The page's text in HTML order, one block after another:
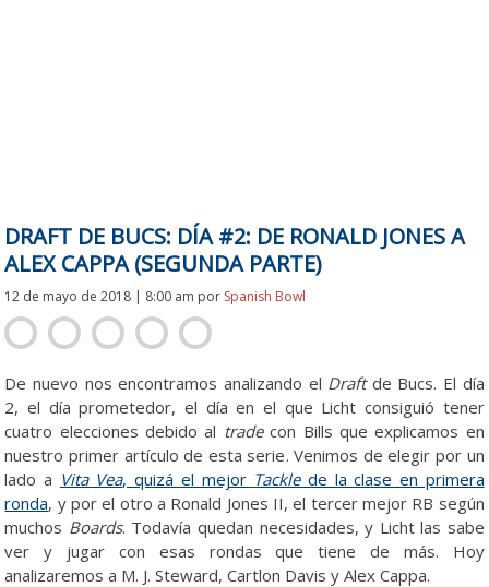
DRAFT DE BUCS: DÍA #2: DE RONALD JONES A
ALEX CAPPA (SEGUNDA PARTE)
12 de mayo de 2018 | 8:00 am por Spanish Bowl
De nuevo nos encontramos analizando el Draftde Bucs. El día
2, el día prometedor, el día en el que Licht consiguió tener
cuatro elecciones debido al tradecon Bills que explicamos en
nuestro primer artículo de esta serie. Venimos de elegir por un
lado a Vita Vea, quizá el mejor Tacklede la clase en primera
ronda, y por el otro a Ronald Jones II, el tercer mejor RB según
muchos Boards. Todavía quedan necesidades, y Licht las sabe
ver y jugar con esas rondas que tiene de más. Hoy
analizaremos a M. J. Steward, Cartlon Davis y Alex Cappa.